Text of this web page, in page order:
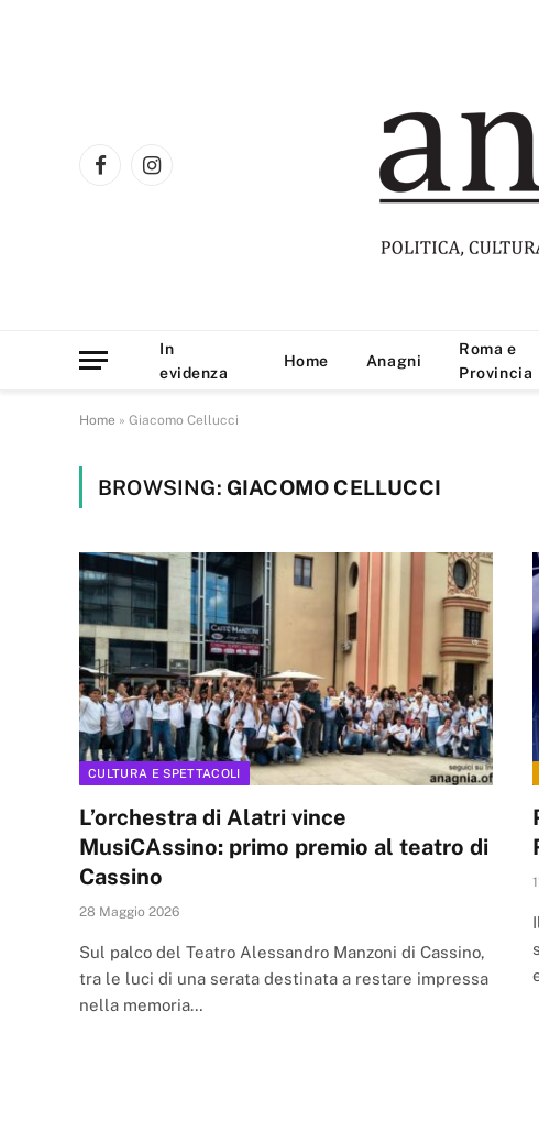
FacebookInstagram
In
evidenza
Home Anagni
Roma e
Provincia
Home » Giacomo Cellucci
BROWSING: GIACOMO CELLUCCI
CULTURA E SPETTACOLI
L’orchestra di Alatri vince
MusiCAssino: primo premio al teatro di
Cassino
28 Maggio 2026
Sul palco del Teatro Alessandro Manzoni di Cassino,
tra le luci di una serata destinata a restare impressa
nella memoria…